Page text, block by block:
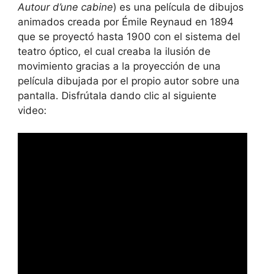
Autour d’une cabine) es una película de dibujos
animados creada por Émile Reynaud en 1894
que se proyectó hasta 1900 con el sistema del
teatro óptico, el cual creaba la ilusión de
movimiento gracias a la proyección de una
película dibujada por el propio autor sobre una
pantalla. Disfrútala dando clic al siguiente
video: